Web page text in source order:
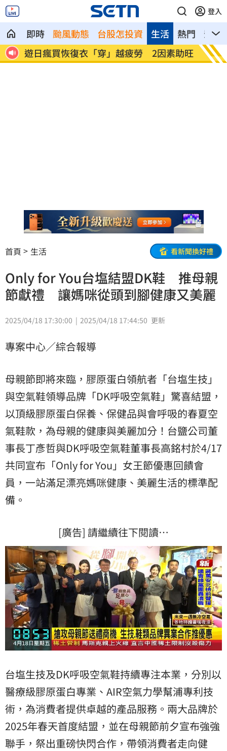
登入
即時 颱風動態 台股怎投資 熱門 影音
生活
旺 煮菜遭婆婆罵！尫勸別計較 人妻嘆像台
傭
新／
報
首頁 生活 看新聞換好禮
Only for You台塩結盟DK鞋 推母親
節獻禮 讓媽咪從頭到腳健康又美麗
2025/04/18 17:30:00 2025/04/18 17:44:50 更新
專案中心／綜合報導
母親節即將來臨，膠原蛋白領航者「台塩生技」
與空氣鞋領導品牌「DK呼吸空氣鞋」驚喜結盟，
以頂級膠原蛋白保養、保健品與會呼吸的春夏空
氣鞋款，為母親的健康與美麗加分！台鹽公司董
事長丁彥哲與DK呼吸空氣鞋董事長高銘村於4/17
共同宣布「Only for You」女王節優惠回饋會
員，一站滿足漂亮媽咪健康、美麗生活的標準配
備。
[廣告] 請繼續往下閱讀…
台塩生技及DK呼吸空氣鞋持續專注本業，分別以
醫療級膠原蛋白專業、AIR空氣力學幫浦專利技
術，為消費者提供卓越的產品服務。兩大品牌於
2025年春天首度結盟，並在母親節前夕宣布強強
聯手，祭出重磅快閃合作，帶領消費者走向健